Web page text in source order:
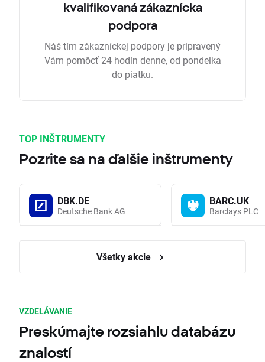
kvalifikovaná zákaznícka
podpora
Náš tím zákazníckej podpory je pripravený
Vám pomôcť 24 hodín denne, od pondelka
do piatku.
TOP INŠTRUMENTY
Pozrite sa na ďalšie inštrumenty
DBK.DE
Deutsche Bank AG
BARC.UK
Barclays PLC
Všetky akcie
VZDELÁVANIE
Preskúmajte rozsiahlu databázu
znalostí